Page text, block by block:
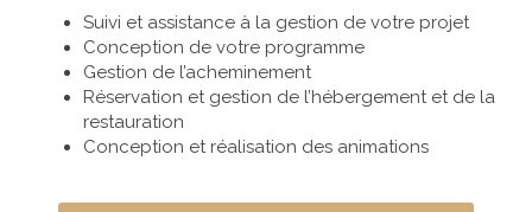
Suivi et assistance à la gestion de votre projet
Conception de votre programme
Gestion de l’acheminement
Réservation et gestion de l’hébergement et de la
restauration
Conception et réalisation des animations